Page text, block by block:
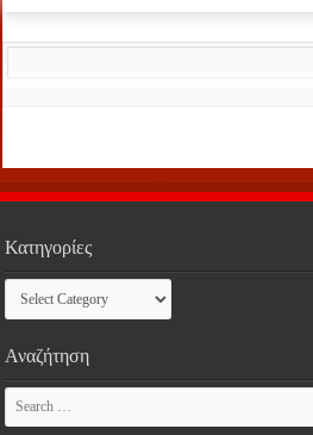
Κατηγορίες
Κατηγορίες
Αναζήτηση